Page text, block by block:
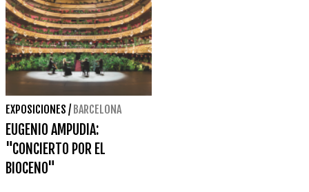
EXPOSICIONES / BARCELONA
EUGENIO AMPUDIA:
"CONCIERTO POR EL
BIOCENO"